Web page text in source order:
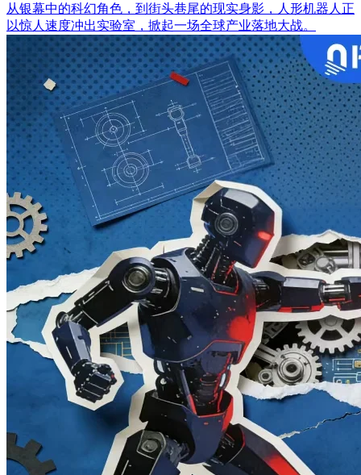
从银幕中的科幻角色，到街头巷尾的现实身影，人形机器人正
以惊人速度冲出实验室，掀起一场全球产业落地大战。